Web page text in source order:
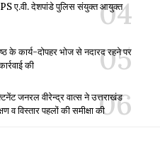
ए.वी. देशपांडे पुलिस संयुक्त आयुक्त
के कार्य-दोपहर भोज से नदारद रहने पर
की
जनरल वीरेन्द्र वात्स ने उत्तराखंड
व विस्तार पहलों की समीक्षा की